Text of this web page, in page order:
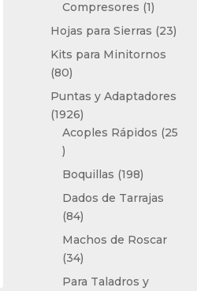
Compresores 11
producto
Hojas para Sierras 2323
Kits para Minitornos
8080
productos
Puntas y Adaptadores
19261926
productos
Acoples Rápidos
25
25
productos
Boquillas 198198
productos
Dados de Tarrajas
8484
productos
Machos de Roscar
3434
productos
Para Taladros y